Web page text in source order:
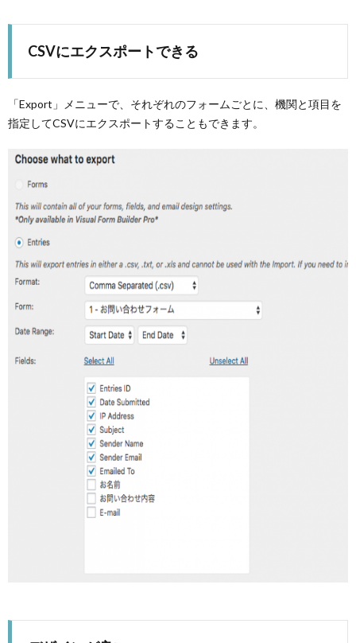
CSVにエクスポートできる
「Export」メニューで、それぞれのフォームごとに、機関と項目を
指定してCSVにエクスポートすることもできます。